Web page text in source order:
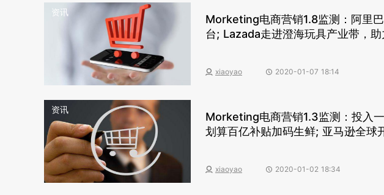
资讯
Morketing电商营销1.8监测：阿里
台; Lazada走进澄海玩具产业带，
xiaoyao 2020-01-07 18:14
资讯
Morketing电商营销1.3监测：投入
划算百亿补贴加码生鲜; 亚马逊全球
xiaoyao 2020-01-02 18:34